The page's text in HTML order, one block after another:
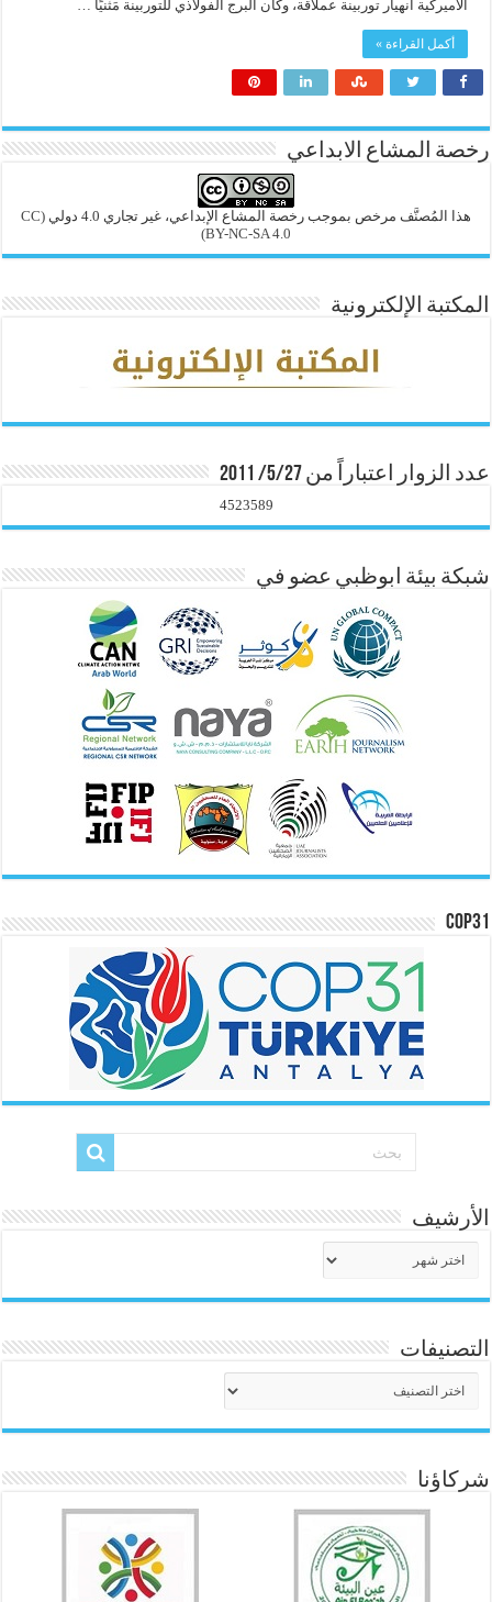
الأميركية انهيار توربينة عملاقة، وكان البرج الفولاذي للتوربينة مَثْنيًا …
أكمل القراءة »
رخصة المشاع الابداعي
هذا المُصنَّف مرخص بموجب رخصة المشاع الإبداعي، غير تجاري 4.0 دولي
(CC
BY-NC-SA 4.0)
المكتبة الإلكترونية
عدد الزوار اعتباراً من 5/27/ 2011
4523589
شبكة بيئة ابوظبي عضو في
COP31
الأرشيف
التصنيفات
شركاؤنا